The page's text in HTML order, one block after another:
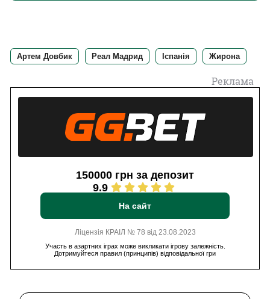
Артем Довбик Реал Мадрид Іспанія Жирона
Реклама
150000 грн за депозит
9.9
На сайт
Ліцензія КРАІЛ № 78 від 23.08.2023
Участь в азартних іграх може викликати ігрову залежність.
Дотримуйтеся правил (принципів) відповідальної гри